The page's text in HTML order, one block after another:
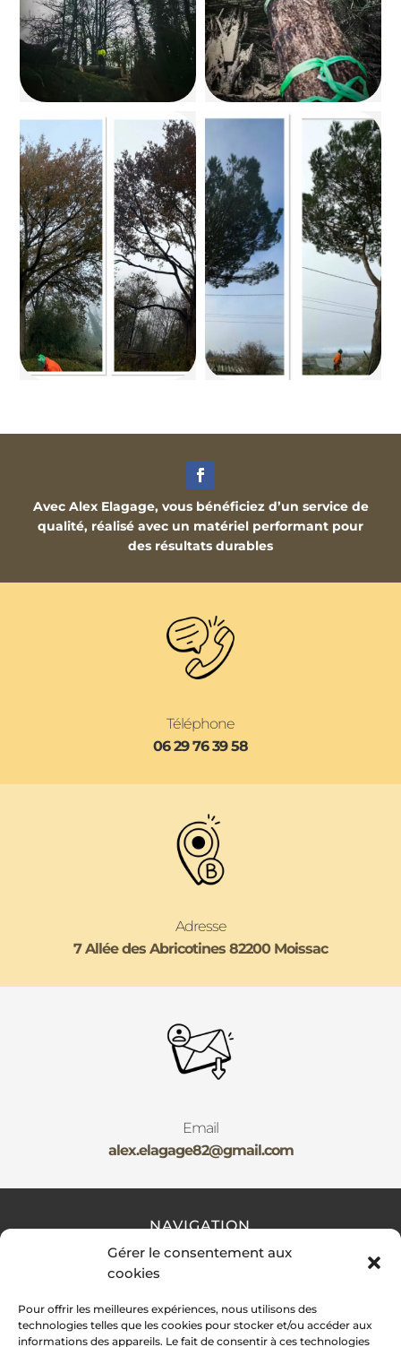
Gérer le consentement aux
cookies
Pour offrir les meilleures expériences, nous utilisons des
technologies telles que les cookies pour stocker et/ou accéder aux
informations des appareils. Le fait de consentir à ces technologies
Avec Alex Elagage, vous bénéficiez d’un service de
qualité, réalisé avec un matériel performant pour
des résultats durables
Téléphone
06 29 76 39 58
Adresse
7 Allée des Abricotines 82200 Moissac
Email
alex.elagage82@gmail.com
NAVIGATION
Contact
Plan du site